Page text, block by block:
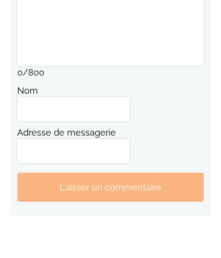
0/800
Nom
Adresse de messagerie
Laisser un commentaire